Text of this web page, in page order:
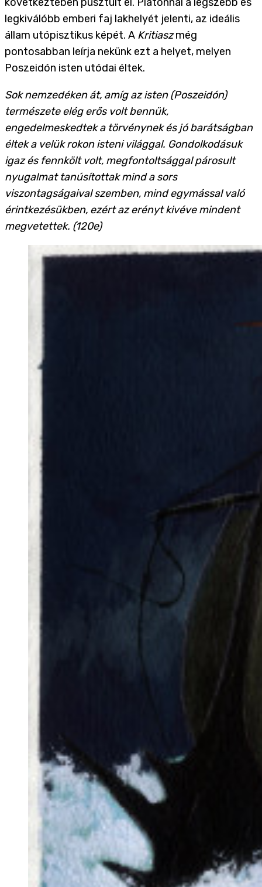
legkiválóbb emberi faj lakhelyét jelenti, az ideális
állam utópisztikus képét. A Kritiaszmég
pontosabban leírja nekünk ezt a helyet, melyen
Poszeidón isten utódai éltek.
Sok nemzedéken át, amíg az isten (Poszeidón)
természete elég erős volt bennük,
engedelmeskedtek a törvénynek és jó barátságban
éltek a velük rokon isteni világgal. Gondolkodásuk
igaz és fennkölt volt, megfontoltsággal párosult
nyugalmat tanúsítottak mind a sors
viszontagságaival szemben, mind egymással való
érintkezésükben, ezért az erényt kivéve mindent
megvetettek. (120e)